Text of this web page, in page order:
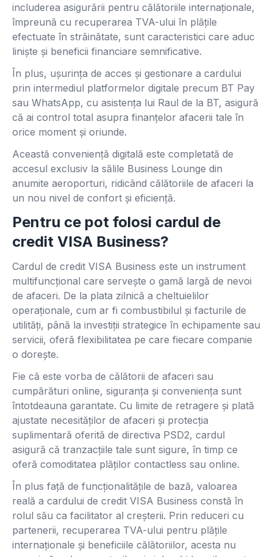
includerea asigurării pentru călătoriile internaționale,
împreună cu recuperarea TVA-ului în plățile
efectuate în străinătate, sunt caracteristici care aduc
liniște și beneficii financiare semnificative.
În plus, ușurința de acces și gestionare a cardului
prin intermediul platformelor digitale precum BT Pay
sau WhatsApp, cu asistența lui Raul de la BT, asigură
că ai control total asupra finanțelor afacerii tale în
orice moment și oriunde.
Această conveniență digitală este completată de
accesul exclusiv la sălile Business Lounge din
anumite aeroporturi, ridicând călătoriile de afaceri la
un nou nivel de confort și eficiență.
Pentru ce pot folosi cardul de
credit VISA Business?
Cardul de credit VISA Business este un instrument
multifuncțional care servește o gamă largă de nevoi
de afaceri. De la plata zilnică a cheltuielilor
operaționale, cum ar fi combustibilul și facturile de
utilități, până la investiții strategice în echipamente sau
servicii, oferă flexibilitatea pe care fiecare companie
o dorește.
Fie că este vorba de călătorii de afaceri sau
cumpărături online, siguranța și conveniența sunt
întotdeauna garantate. Cu limite de retragere și plată
ajustate necesităților de afaceri și protecția
suplimentară oferită de directiva PSD2, cardul
asigură că tranzacțiile tale sunt sigure, în timp ce
oferă comoditatea plăților contactless sau online.
În plus față de funcționalitățile de bază, valoarea
reală a cardului de credit VISA Business constă în
rolul său ca facilitator al creșterii. Prin reduceri cu
partenerii, recuperarea TVA-ului pentru plățile
internaționale și beneficiile călătoriilor, acesta nu